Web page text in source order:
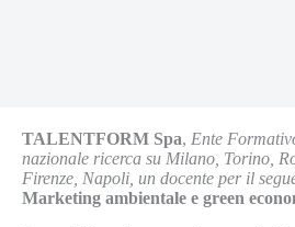
TALENTFORM Spa, Ente
nazionale ricerca su Milano, Torino,
Firenze, Napoli, un docente per il
Marketing ambientale e green